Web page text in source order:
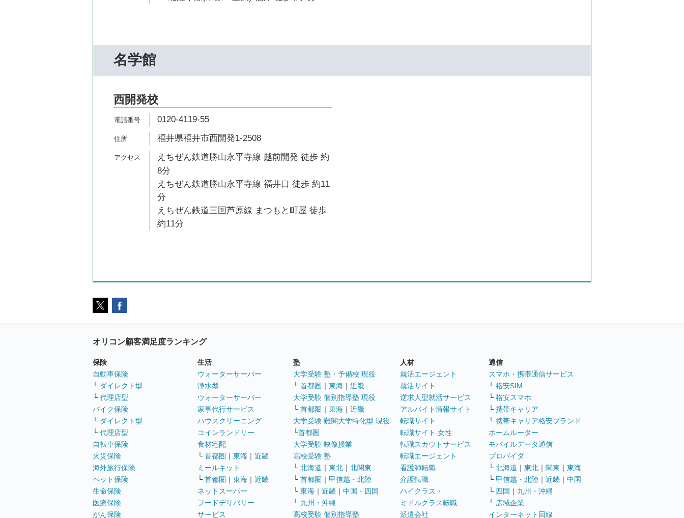
名学館
西開発校
0120-4119-55
福井県福井市西開発1-2508
えちぜん鉄道勝山永平寺線 越前開発 徒歩 約
8分
えちぜん鉄道勝山永平寺線 福井口 徒歩 約11
分
えちぜん鉄道三国芦原線 まつもと町屋 徒歩
約11分
オリコン顧客満足度ランキング
保険
自動車保険
└ ダイレクト型
└ 代理店型
バイク保険
└ ダイレクト型
└ 代理店型
自転車保険
火災保険
海外旅行保険
ペット保険
生命保険
医療保険
がん保険
生活
ウォーターサーバー
浄水型
ウォーターサーバー
家事代行サービス
ハウスクリーニング
コインランドリー
食材宅配
└ 首都圏 ｜ 東海 ｜ 近畿
ミールキット
└ 首都圏 ｜ 東海 ｜ 近畿
ネットスーパー
フードデリバリー
サービス
塾
大学受験 塾・予備校 現役
└ 首都圏 ｜ 東海 ｜ 近畿
大学受験 個別指導塾 現役
└ 首都圏 ｜ 東海 ｜ 近畿
大学受験 難関大学特化型 現役
└首都圏
大学受験 映像授業
高校受験 塾
└ 北海道 ｜ 東北 ｜ 北関東
└ 首都圏 ｜ 甲信越・北陸
└ 東海 ｜ 近畿 ｜ 中国・四国
└ 九州・沖縄
高校受験 個別指導塾
人材
就活エージェント
就活サイト
逆求人型就活サービス
アルバイト情報サイト
転職サイト
転職サイト 女性
転職スカウトサービス
転職エージェント
看護師転職
介護転職
ハイクラス・
ミドルクラス転職
派遣会社
通信
スマホ・携帯通信サービス
└ 格安SIM
└ 格安スマホ
└ 携帯キャリア
└ 携帯キャリア格安ブランド
ホームルーター
モバイルデータ通信
プロバイダ
└ 北海道 ｜ 東北 ｜ 関東 ｜ 東海
└ 甲信越・北陸 ｜ 近畿 ｜ 中国
└ 四国 ｜ 九州・沖縄
└ 広域企業
インターネット回線